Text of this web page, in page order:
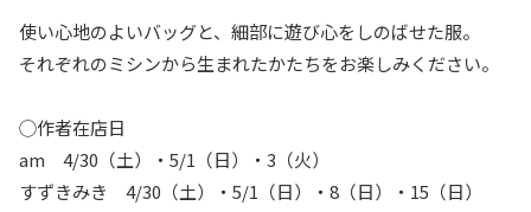
使い心地のよいバッグと、細部に遊び心をしのばせた服。
それぞれのミシンから生まれたかたちをお楽しみください。
◯作者在店日
am 4/30（土）・5/1（日）・3（火）
すずきみき 4/30（土）・5/1（日）・8（日）・15（日）